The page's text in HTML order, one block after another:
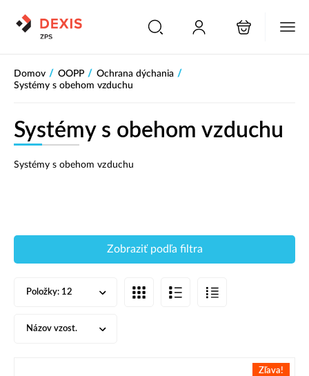
Domov / OOPP / Ochrana dýchania /
Systémy s obehom vzduchu
Systémy s obehom vzduchu
Systémy s obehom vzduchu
Zobraziť podľa filtra
Položky: 12
Názov vzost.
Zľava!